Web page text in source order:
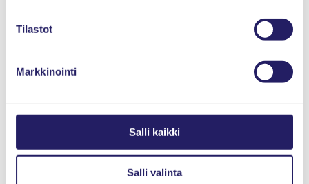
Tilastot
Markkinointi
Salli kaikki
Salli valinta
Osittain
Viimeisimmät artikkelit